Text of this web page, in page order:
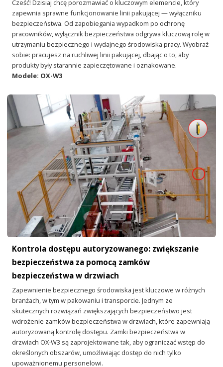
Cześć! Dzisiaj chcę porozmawiać o kluczowym elemencie, który
zapewnia sprawne funkcjonowanie linii pakującej — wyłączniku
bezpieczeństwa. Od zapobiegania wypadkom po ochronę
pracowników, wyłącznik bezpieczeństwa odgrywa kluczową rolę w
utrzymaniu bezpiecznego i wydajnego środowiska pracy. Wyobraź
sobie: pracujesz na ruchliwej linii pakującej, dbając o to, aby
produkty były starannie zapieczętowane i oznakowane.
Modele: OX-W3
Kontrola dostępu autoryzowanego: zwiększanie
bezpieczeństwa za pomocą zamków
bezpieczeństwa w drzwiach
Zapewnienie bezpiecznego środowiska jest kluczowe w różnych
branżach, w tym w pakowaniu i transporcie. Jednym ze
skutecznych rozwiązań zwiększających bezpieczeństwo jest
wdrożenie zamków bezpieczeństwa w drzwiach, które zapewniają
autoryzowaną kontrolę dostępu. Zamki bezpieczeństwa w
drzwiach OX-W3 są zaprojektowane tak, aby ograniczać wstęp do
określonych obszarów, umożliwiając dostęp do nich tylko
upoważnionemu personelowi.